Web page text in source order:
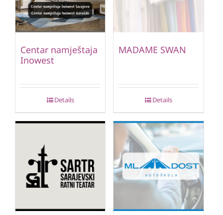
Centar namještaja
Inowest
Details
MADAME SWAN
Details